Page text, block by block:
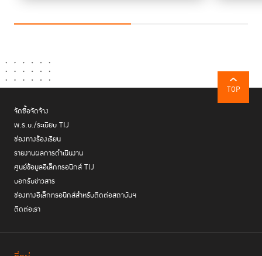
TOP
จัดซื้อจัดจ้าง
พ.ร.บ./ระเบียบ TIJ
ช่องทางร้องเรียน
รายงานผลการดำเนินงาน
ศูนย์ข้อมูลอิเล็กทรอนิกส์ TIJ
บอกรับข่าวสาร
ช่องทางอิเล็กทรอนิกส์สำหรับติดต่อสถาบันฯ
ติดต่อเรา